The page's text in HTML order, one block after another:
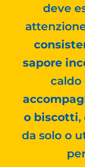
deve
sapore
caldo
o biscotti,
da solo o